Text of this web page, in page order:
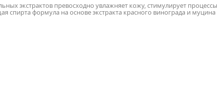
экстрактов превосходно увлажняет кожу, стимулирует процессы
спирта формула на основе экстракта красного винограда и муцина